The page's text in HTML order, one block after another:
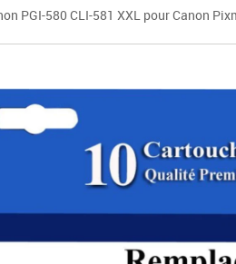
PGI-580 CLI-581 XXL pour Canon